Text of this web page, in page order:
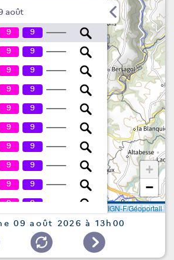
août
9 9
9 9
9 9
9 9
9 9
9 9
9 9
9 9
9 9
9 9
9 9
9
+
−
IGN-F/Géoportail
09 août 2026 à 13h00